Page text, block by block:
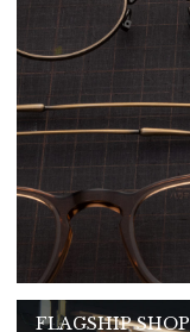
FLAGSHIP SHOP